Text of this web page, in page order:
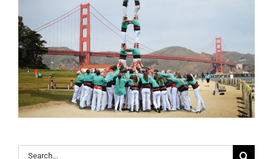
Search